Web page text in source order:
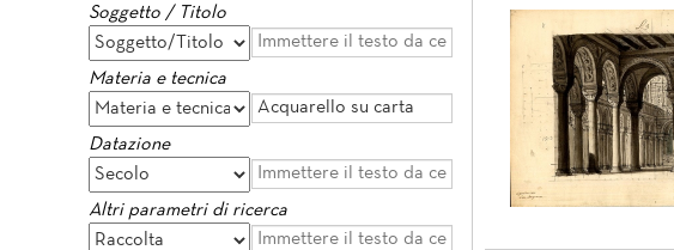
Soggetto / Titolo
Materia e tecnica
Datazione
Altri parametri di ricerca